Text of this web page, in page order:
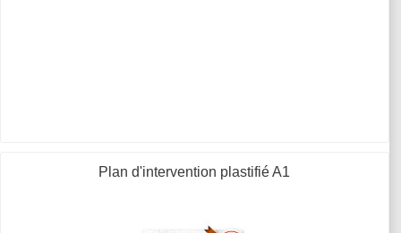
Plan d'intervention plastifié A1